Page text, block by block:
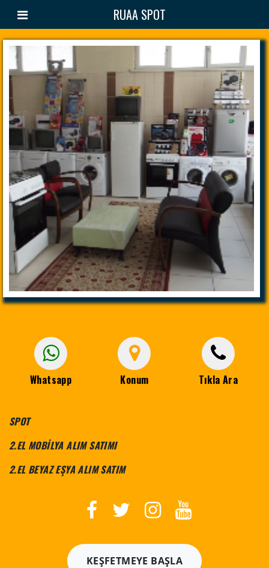
RUAA SPOT
Whatsapp Konum Tıkla Ara
SPOT
2.EL MOBİLYA ALIM SATIMI
2.EL BEYAZ EŞYA ALIM SATIM
KEŞFETMEYE BAŞLA